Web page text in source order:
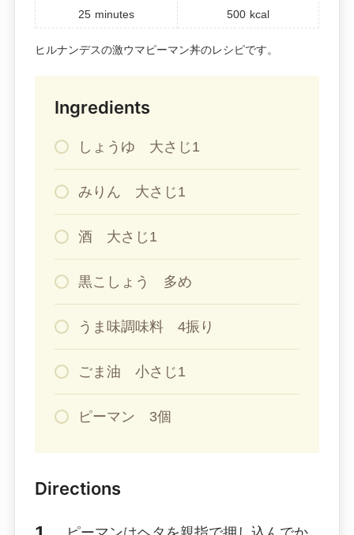
25 minutes
500 kcal
ヒルナンデスの激ウマピーマン丼のレシピです。
Ingredients
しょうゆ 大さじ1
みりん 大さじ1
酒 大さじ1
黒こしょう 多め
うま味調味料 4振り
ごま油 小さじ1
ピーマン 3個
Directions